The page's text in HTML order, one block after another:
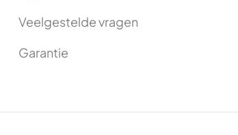
Veelgestelde vragen
Garantie